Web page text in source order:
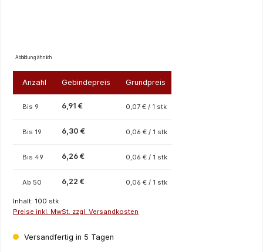
Abbildung ähnlich
Anzahl Gebindepreis Grundpreis
Bis 9 6,91 € 0,07 € / 1 stk
Bis 19 6,30 € 0,06 € / 1 stk
Bis 49 6,26 € 0,06 € / 1 stk
Ab 50 6,22 € 0,06 € / 1 stk
Inhalt: 100 stk
Preise inkl. MwSt. zzgl. Versandkosten
Versandfertig in 5 Tagen